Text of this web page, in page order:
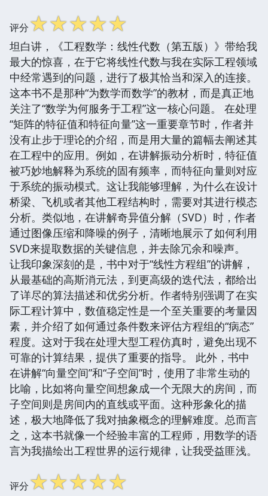
评分☆☆☆☆☆
坦白讲，《工程数学：线性代数（第五版）》带给我
最大的惊喜，在于它将线性代数与我在实际工程领域
中经常遇到的问题，进行了极其恰当和深入的连接。
这本书不是那种“为数学而数学”的教材，而是真正地
关注了“数学为何服务于工程”这一核心问题。 在处理
“矩阵的特征值和特征向量”这一重要章节时，作者并
没有止步于理论的介绍，而是用大量的篇幅去阐述其
在工程中的应用。例如，在讲解振动分析时，特征值
被巧妙地解释为系统的固有频率，而特征向量则对应
于系统的振动模式。这让我能够理解，为什么在设计
桥梁、飞机或者其他工程结构时，需要对其进行模态
分析。类似地，在讲解奇异值分解（SVD）时，作者
通过图像压缩和降噪的例子，清晰地展示了如何利用
SVD来提取数据的关键信息，并去除冗余和噪声。
让我印象深刻的是，书中对于“线性方程组”的讲解，
从最基础的高斯消元法，到更高级的迭代法，都给出
了详尽的算法描述和优劣分析。作者特别强调了在实
际工程计算中，数值稳定性是一个至关重要的考量因
素，并介绍了如何通过条件数来评估方程组的“病态”
程度。这对于我在处理大型工程仿真时，避免出现不
可靠的计算结果，提供了重要的指导。 此外，书中
在讲解“向量空间”和“子空间”时，使用了非常生动的
比喻，比如将向量空间想象成一个无限大的房间，而
子空间则是房间内的直线或平面。这种形象化的描
述，极大地降低了我对抽象概念的理解难度。总而言
之，这本书就像一个经验丰富的工程师，用数学的语
言为我描绘出工程世界的运行规律，让我受益匪浅。
评分☆☆☆☆☆